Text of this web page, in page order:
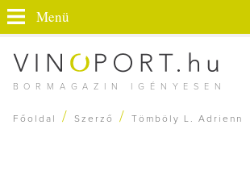
BORMAGAZIN IGÉNYESEN
Menü
Főoldal / Szerző / Tömböly L. Adrienn